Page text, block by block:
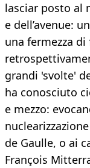
lasciar posto al
e dell’avenue:
una fermezza
grandi 'svolte'
ha conosciuto
e mezzo:
de Gaulle, o ai
François